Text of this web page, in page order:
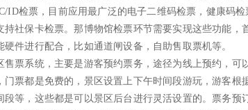
ID检票，目前应用最广泛的电子二维码检票，健康码
持社保卡检票。那博物馆检票环节需要实现这些功能
硬件进行配合，比如通道闸设备，自助售取票机等。
售票系统，主要是游客预约票务，途径为线上预约，
门票都是免费的，景区设置上下午时间段游玩，游客根
段等，这些都是可以景区后台进行灵活设置的。票务